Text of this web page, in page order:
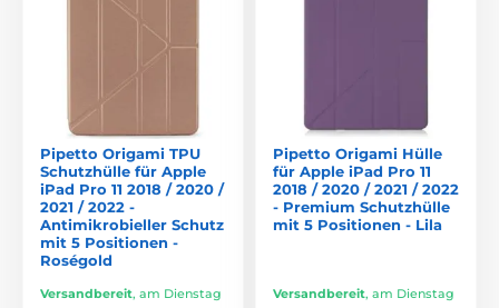
Pipetto Origami TPU
Schutzhülle für Apple
iPad Pro 11 2018 / 2020 /
2021 / 2022 -
Antimikrobieller Schutz
mit 5 Positionen -
Roségold
Versandbereit, am Dienstag
Pipetto Origami Hülle
für Apple iPad Pro 11
2018 / 2020 / 2021 / 2022
- Premium Schutzhülle
mit 5 Positionen - Lila
Versandbereit, am Dienstag